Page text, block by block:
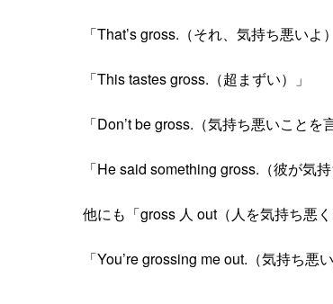
「That’s gross.（それ、気持ち悪いよ
「This tastes gross.（超まずい）」
「Don’t be gross.（気持ち悪いこと
「He said something gross.（彼が気
他にも「gross 人 out（人を気持ち悪
「You’re grossing me out.（気持ち悪